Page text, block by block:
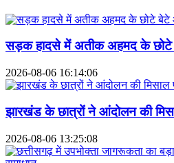
सड़क हादसे में अतीक अहमद के छोटे
2026-08-06 16:14:06
झारखंड के छात्रों ने आंदोलन की
2026-08-06 13:25:08